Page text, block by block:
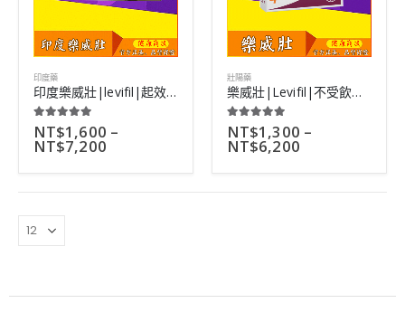
印度藥
印度樂威壯|levifil|起效快藥效長|治療陽痿效果好|10粒
5.00 out of 5
NT$1,600 –
NT$7,200
壯陽藥
樂威壯|Levifil|不受飲食限制|糖尿病ED患者最佳選擇|4粒
5.00 out of 5
NT$1,300 –
NT$6,200